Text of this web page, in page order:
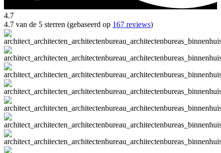
4.7
4.7 van de 5 sterren (gebaseerd op 167 reviews)